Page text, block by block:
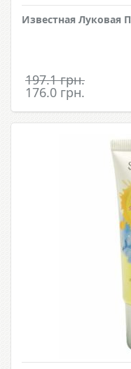
Известная Луковая
197.1 грн.
176.0 грн.